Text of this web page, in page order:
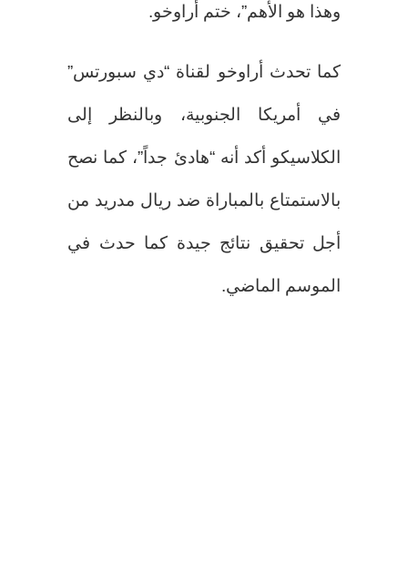
وهذا هو الأهم”، ختم أراوخو.
كما تحدث أراوخو لقناة “دي سبورتس”
في أمريكا الجنوبية، وبالنظر إلى
الكلاسيكو أكد أنه “هادئ جداً”، كما نصح
بالاستمتاع بالمباراة ضد ريال مدريد من
أجل تحقيق نتائج جيدة كما حدث في
الموسم الماضي.